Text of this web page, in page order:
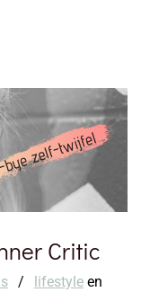
Critic
/ lifestyle en